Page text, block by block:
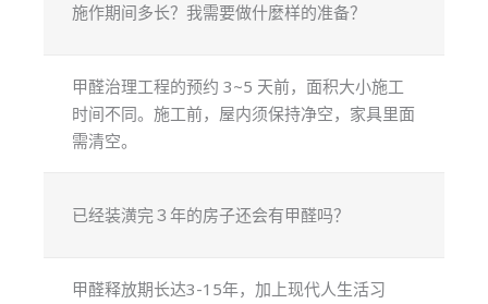
施作期间多长？我需要做什麼样的准备？
甲醛治理工程的预约 3~5 天前，面积大小施工
时间不同。施工前，屋内须保持净空，家具里面
需清空。
已经装潢完３年的房子还会有甲醛吗？
甲醛释放期长达3-15年，加上现代人生活习